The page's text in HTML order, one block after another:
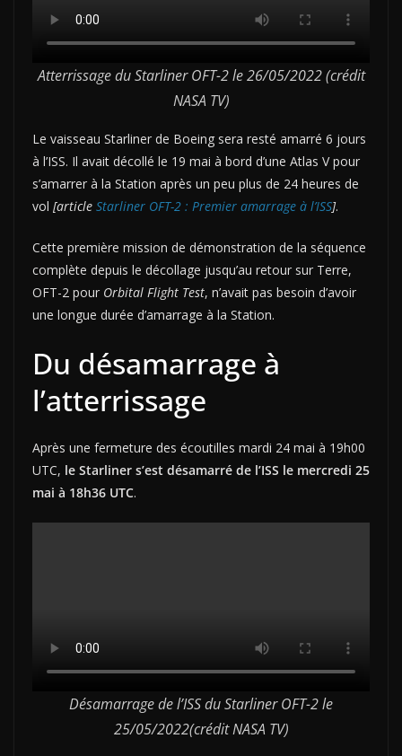
Atterrissage du Starliner OFT-2 le 26/05/2022 (crédit
NASA TV)
Le vaisseau Starliner de Boeing sera resté amarré 6 jours
à l’ISS. Il avait décollé le 19 mai à bord d’une Atlas V pour
s’amarrer à la Station après un peu plus de 24 heures de
vol [article Starliner OFT-2 : Premier amarrage à l’ISS].
Cette première mission de démonstration de la séquence
complète depuis le décollage jusqu’au retour sur Terre,
OFT-2 pour Orbital Flight Test, n’avait pas besoin d’avoir
une longue durée d’amarrage à la Station.
Du désamarrage à
l’atterrissage
Après une fermeture des écoutilles mardi 24 mai à 19h00
UTC, le Starliner s’est désamarré de l’ISS le mercredi 25
mai à 18h36 UTC.
Désamarrage de l’ISS du Starliner OFT-2 le
25/05/2022(crédit NASA TV)